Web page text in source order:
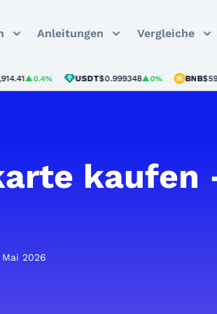
Anleitungen Vergleiche
▲0.4% USDT$0.999348▲0% BNB$590.21
kaufen
2026